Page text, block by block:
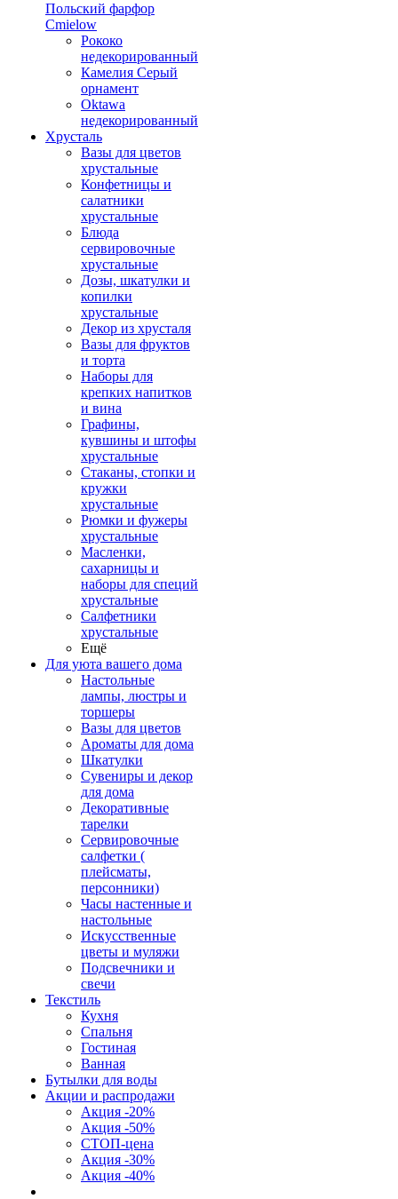
Польский фарфор
Сmielow
Рококо
недекорированный
Камелия Серый
орнамент
Oktawa
недекорированный
Хрусталь
Вазы для цветов
хрустальные
Конфетницы и
салатники
хрустальные
Блюда
сервировочные
хрустальные
Дозы, шкатулки и
копилки
хрустальные
Декор из хрусталя
Вазы для фруктов
и торта
Наборы для
крепких напитков
и вина
Графины,
кувшины и штофы
хрустальные
Стаканы, стопки и
кружки
хрустальные
Рюмки и фужеры
хрустальные
Масленки,
сахарницы и
наборы для специй
хрустальные
Салфетники
хрустальные
Ещё
Для уюта вашего дома
Настольные
лампы, люстры и
торшеры
Вазы для цветов
Ароматы для дома
Шкатулки
Сувениры и декор
для дома
Декоративные
тарелки
Сервировочные
салфетки (
плейсматы,
персонники)
Часы настенные и
настольные
Искусственные
цветы и муляжи
Подсвечники и
свечи
Текстиль
Кухня
Спальня
Гостиная
Ванная
Бутылки для воды
Акции и распродажи
Акция -20%
Акция -50%
СТОП-цена
Акция -30%
Акция -40%